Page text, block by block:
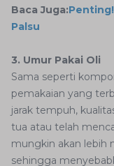
Baca Juga:
Palsu
3. Umur Pakai Oli
Sama seperti
pemakaian yang
jarak tempuh,
tua atau telah
mungkin akan lebih
sehingga